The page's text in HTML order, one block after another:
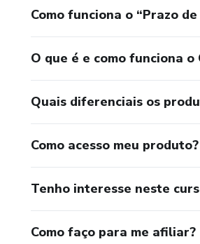
Como funciona o “Prazo
O que é e como funciona
Quais diferenciais os
Como acesso meu produto?
Tenho interesse neste
Como faço para me afiliar?